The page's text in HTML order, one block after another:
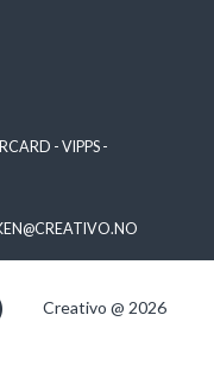
- VIPPS -
Creativo @ 2026